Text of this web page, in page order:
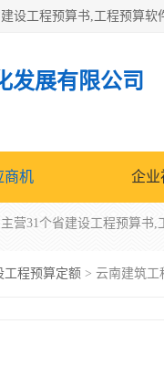
发展有限公司
商机 企业
工程预算定额 > 云南建筑工